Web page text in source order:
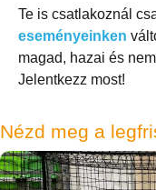
Te is csatlakoznál
eseményeinken
magad, hazai és
Jelentkezz most!
Nézd meg a